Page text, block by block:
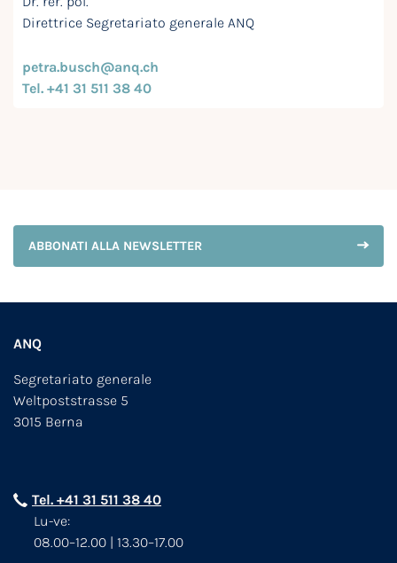
Direttrice Segretariato generale ANQ
petra.busch@anq.ch
Tel. +41 31 511 38 40
ABBONATI ALLA NEWSLETTER
ANQ
Segretariato generale
Weltpoststrasse 5
3015 Berna
Tel. +41 31 511 38 40
Lu-ve:
08.00–12.00 | 13.30–17.00